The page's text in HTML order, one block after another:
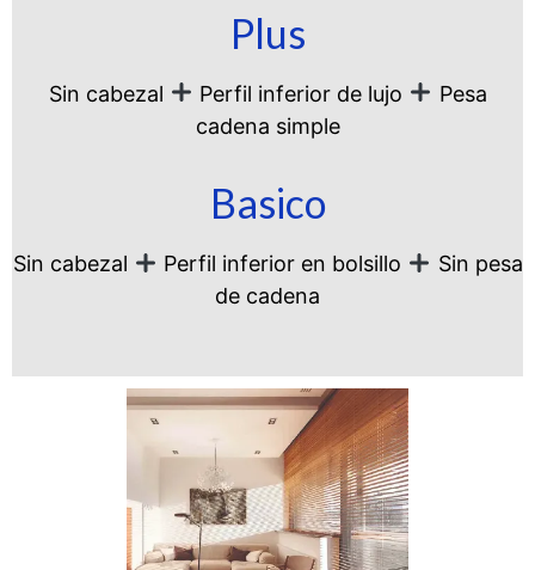
Plus
Sin cabezal Perfil inferior de lujo
Pesa
cadena simple
Basico
Sin cabezal Perfil inferior en bolsillo
Sin pesa
de cadena